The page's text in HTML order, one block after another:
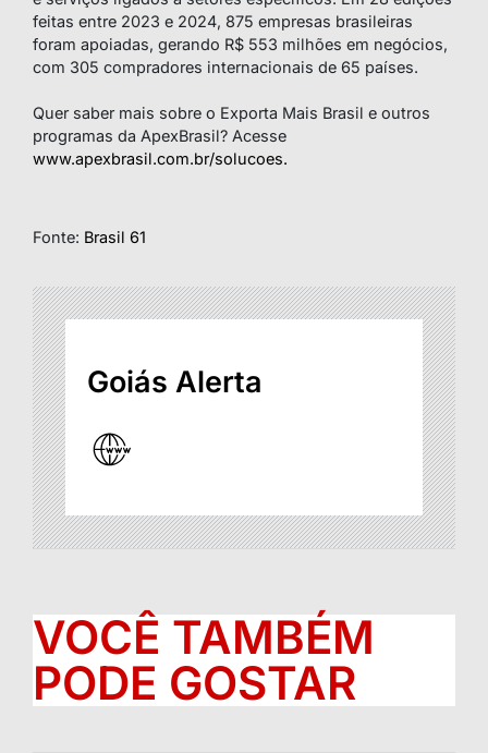
feitas entre 2023 e 2024, 875 empresas brasileiras
foram apoiadas, gerando R$ 553 milhões em negócios,
com 305 compradores internacionais de 65 países.
Quer saber mais sobre o Exporta Mais Brasil e outros
programas da ApexBrasil? Acesse
www.apexbrasil.com.br/solucoes.
Fonte: Brasil 61
Goiás Alerta
VOCÊ TAMBÉM
PODE GOSTAR